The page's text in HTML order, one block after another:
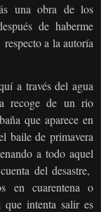
una obra de los
de haberme
respecto a la autoría
a través del agua
recoge de un rio
que aparece en
baile de primavera
a todo aquel
del desastre,
en cuarentena o
que intenta salir es